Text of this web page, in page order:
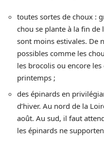
toutes sortes de choux :
chou se plante à la fin de
sont moins estivales. De
possibles comme les
les brocolis ou encore
printemps ;
des épinards en
d’hiver. Au nord de la
août. Au sud, il faut
les épinards ne